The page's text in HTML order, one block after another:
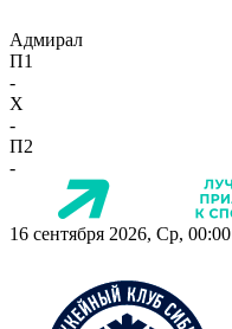
Адмирал
П1
-
X
-
П2
-
16 сентября 2026, Ср, 00:00